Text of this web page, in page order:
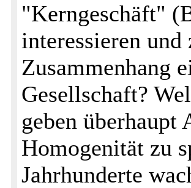
"Kerngeschäft"
interessieren und
Zusammenhang
Gesellschaft?
geben überhaupt
Homogenität zu
Jahrhunderte